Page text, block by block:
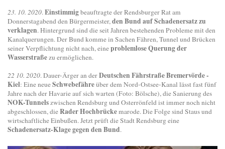
23. 10. 2020.Einstimmigbeauftragte der Rendsburger Rat am
Donnerstagabend den Bürgermeister,den Bund auf Schadenersatz zu
verklagen. Hintergrund sind die seit Jahren bestehenden Probleme mit den
Kanalquerungen. Der Bund komme in Sachen Fähren, Tunnel und Brücken
seiner Verpflichtung nicht nach, eineproblemlose Querung der
Wasserstraßezu ermöglichen.
22 10. 2020. Dauer-Ärger an derDeutschen Fährstraße Bremervörde -
Kiel: Eine neueSchwebefähreüber dem Nord-Ostsee-Kanal lässt fast fünf
Jahre nach der Havarie auf sich warten (Foto: Bölsche), die Sanierung des
NOK-Tunnelszwischen Rendsburg und Osterrönfeld ist immer noch nicht
abgeschlossen, dieRader Hochbrückemarode. Die Folge sind Staus und
wirtschaftliche Einbußen. Jetzt prüft die Stadt Rendsburg eine
Schadenersatz-Klage gegen den Bund.